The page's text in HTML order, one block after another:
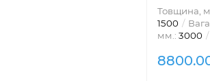
Товщина,
1500
мм.: 3000